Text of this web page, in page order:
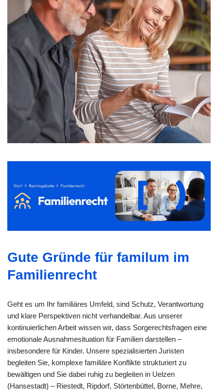
Gute Gründe für familum im
Familienrecht
Geht es um Ihr familiäres Umfeld, sind Schutz, Verantwortung
und klare Perspektiven nicht verhandelbar. Aus unserer
kontinuierlichen Arbeit wissen wir, dass Sorgerechtsfragen eine
emotionale Ausnahmesituation für Familien darstellen –
insbesondere für Kinder. Unsere spezialisierten Juristen
begleiten Sie, komplexe familiäre Konflikte strukturiert zu
bewältigen und Sie dabei ruhig zu begleiten in Uelzen
(Hansestadt) – Riestedt, Ripdorf, Störtenbüttel, Borne, Mehre,